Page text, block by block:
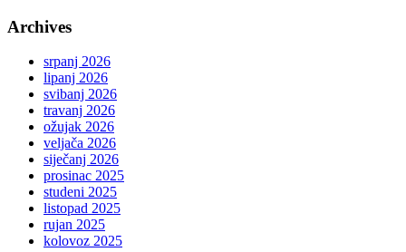
Archives
srpanj 2026
lipanj 2026
svibanj 2026
travanj 2026
ožujak 2026
veljača 2026
siječanj 2026
prosinac 2025
studeni 2025
listopad 2025
rujan 2025
kolovoz 2025